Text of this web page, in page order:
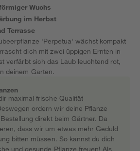
Wuchs
im Herbst
Terrasse
'Perpetua' wächst kompakt
dich mit zwei üppigen Ernten in
verfärbt sich das Laub leuchtend rot,
deinem Garten.
maximal frische Qualität
ordern wir deine Pflanze
direkt beim Gärtner. Da
dass wir um etwas mehr Geduld
bitten müssen. So kannst du dich
und gesunde Pflanze freuen! Als